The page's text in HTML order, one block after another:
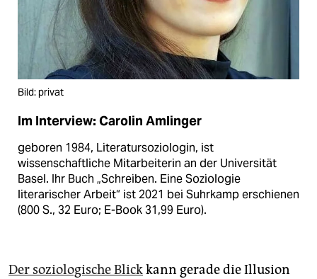
Bild: privat
Im Interview: Carolin Amlinger
geboren 1984, Literatursoziologin, ist
wissenschaftliche Mitarbeiterin an der Universität
Basel. Ihr Buch „Schreiben. Eine Soziologie
literarischer Arbeit“ ist 2021 bei Suhrkamp erschienen
(800 S., 32 Euro; E-Book 31,99 Euro).
Der soziologische Blickkann gerade die Illusion